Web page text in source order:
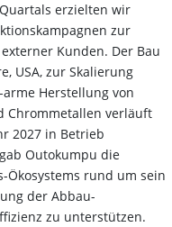
erzielten wir
zur
Kunden. Der Bau
USA, zur Skalierung
Herstellung von
Chrommetallen verläuft
2027 in Betrieb
Outokumpu die
rund um sein
der Abbau-
zu unterstützen.